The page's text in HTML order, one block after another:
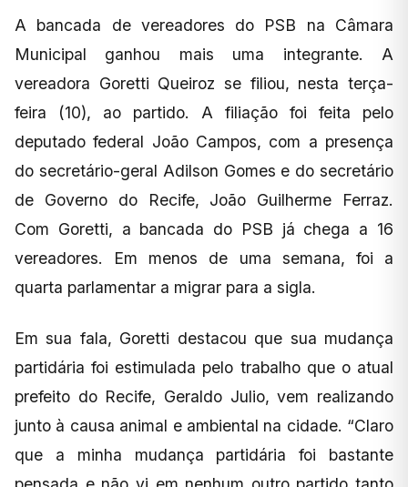
A bancada de vereadores do PSB na Câmara
Municipal ganhou mais uma integrante. A
vereadora Goretti Queiroz se filiou, nesta terça-
feira (10), ao partido. A filiação foi feita pelo
deputado federal João Campos, com a presença
do secretário-geral Adilson Gomes e do secretário
de Governo do Recife, João Guilherme Ferraz.
Com Goretti, a bancada do PSB já chega a 16
vereadores. Em menos de uma semana, foi a
quarta parlamentar a migrar para a sigla.
Em sua fala, Goretti destacou que sua mudança
partidária foi estimulada pelo trabalho que o atual
prefeito do Recife, Geraldo Julio, vem realizando
junto à causa animal e ambiental na cidade. “Claro
que a minha mudança partidária foi bastante